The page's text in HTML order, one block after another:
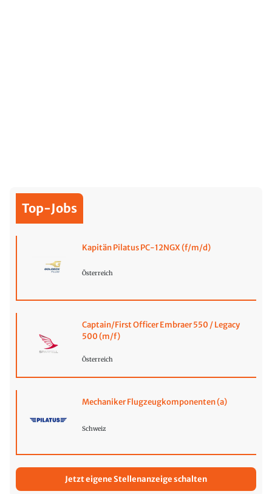
Top-Jobs
Kapitän Pilatus PC-12NGX (f/m/d)
Österreich
Captain/First Officer Embraer 550 / Legacy
500 (m/f)
Österreich
Mechaniker Flugzeugkomponenten (a)
Schweiz
Jetzt eigene Stellenanzeige schalten